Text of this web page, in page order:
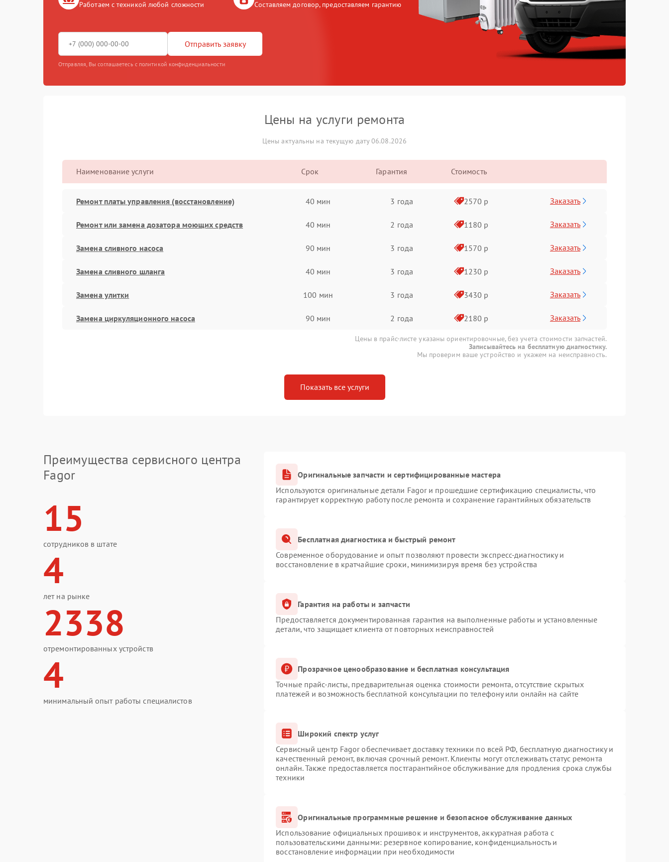
Работаем с техникой любой сложности Составляем договор, предоставляем гарантию
Отправить заявку
Отправляя, Вы соглашаетесь с политикой конфиденциальности
Цены на услуги ремонта
Цены актуальны на текущую дату 06.08.2026
Наименование услуги Срок Гарантия Стоимость
Ремонт платы управления (восстановление) 40 мин 3 года 2570 р Заказать
Ремонт или замена дозатора моющих средств 40 мин 2 года 1180 р Заказать
Замена сливного насоса 90 мин 3 года 1570 р Заказать
Замена сливного шланга 40 мин 3 года 1230 р Заказать
Замена улитки 100 мин 3 года 3430 р Заказать
Замена циркуляционного насоса 90 мин 2 года 2180 р Заказать
Цены в прайс-листе указаны ориентировочные, без учета стоимости запчастей.
Записывайтесь на бесплатную диагностику.
Мы проверим ваше устройство и укажем на неисправность.
Показать все услуги
Преимущества сервисного центра
Fagor
15
сотрудников в штате
4
лет на рынке
2338
отремонтированных устройств
4
минимальный опыт работы специалистов
Оригинальные запчасти и сертифицированные мастера
Используются оригинальные детали Fagor и прошедшие сертификацию специалисты, что
гарантирует корректную работу после ремонта и сохранение гарантийных обязательств
Бесплатная диагностика и быстрый ремонт
Современное оборудование и опыт позволяют провести экспресс-диагностику и
восстановление в кратчайшие сроки, минимизируя время без устройства
Гарантия на работы и запчасти
Предоставляется документированная гарантия на выполненные работы и установленные
детали, что защищает клиента от повторных неисправностей
Прозрачное ценообразование и бесплатная консультация
Точные прайс-листы, предварительная оценка стоимости ремонта, отсутствие скрытых
платежей и возможность бесплатной консультации по телефону или онлайн на сайте
Широкий спектр услуг
Сервисный центр Fagor обеспечивает доставку техники по всей РФ, бесплатную диагностику и
качественный ремонт, включая срочный ремонт. Клиенты могут отслеживать статус ремонта
онлайн. Также предоставляется постгарантийное обслуживание для продления срока службы
техники
Оригинальные программные решение и безопасное обслуживание данных
Использование официальных прошивок и инструментов, аккуратная работа с
пользовательскими данными: резервное копирование, конфиденциальность и
восстановление информации при необходимости